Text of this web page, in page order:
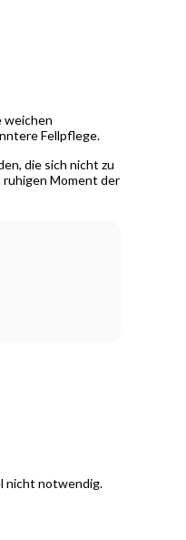
weichen
Fellpflege.
die sich nicht zu
ruhigen Moment der
nicht notwendig.